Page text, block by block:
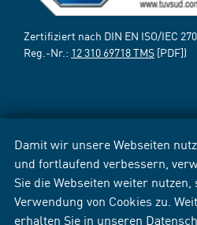
Damit wir unsere Webseiten
und fortlaufend verbessern,
Sie die Webseiten weiter
Verwendung von Cookies zu.
erhalten Sie in unseren
Zertifiziert nach DIN EN ISO/IEC
Reg.-Nr.: 12 310 69718 TMS [PDF])